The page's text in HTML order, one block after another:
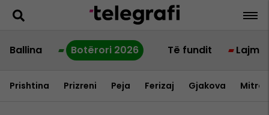
Ballina Botërori 2026 Të fundit Lajme
Prishtina Prizreni Peja Ferizaj Gjakova